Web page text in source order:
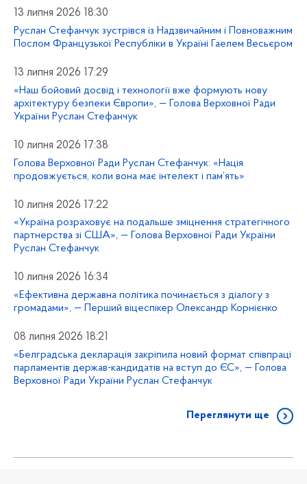
13 липня 2026 18:30
Руслан Стефанчук зустрівся із Надзвичайним і Повноважним
Послом Французької Республіки в Україні Гаелем Весьєром
13 липня 2026 17:29
«Наш бойовий досвід і технології вже формують нову
архітектуру безпеки Європи», — Голова Верховної Ради
України Руслан Стефанчук
10 липня 2026 17:38
Голова Верховної Ради Руслан Стефанчук: «Нація
продовжується, коли вона має інтелект і пам’ять»
10 липня 2026 17:22
«Україна розраховує на подальше зміцнення стратегічного
партнерства зі США», — Голова Верховної Ради України
Руслан Стефанчук
10 липня 2026 16:34
«Ефективна державна політика починається з діалогу з
громадами», — Перший віцеспікер Олександр Корнієнко
08 липня 2026 18:21
«Белградська декларація закріпила новий формат співпраці
парламентів держав-кандидатів на вступ до ЄС», — Голова
Верховної Ради України Руслан Стефанчук
Переглянути ще